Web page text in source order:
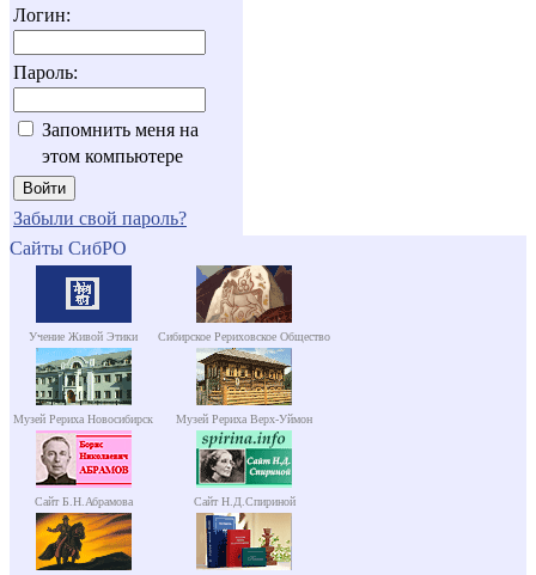
Логин:
Пароль:
Запомнить меня на
этом компьютере
Забыли свой пароль?
Сайты СибРО
Учение Живой Этики Сибирское Рериховское Общество
Музей Рериха Новосибирск Музей Рериха Верх-Уймон
Сайт Б.Н.Абрамова Сайт Н.Д.Спириной